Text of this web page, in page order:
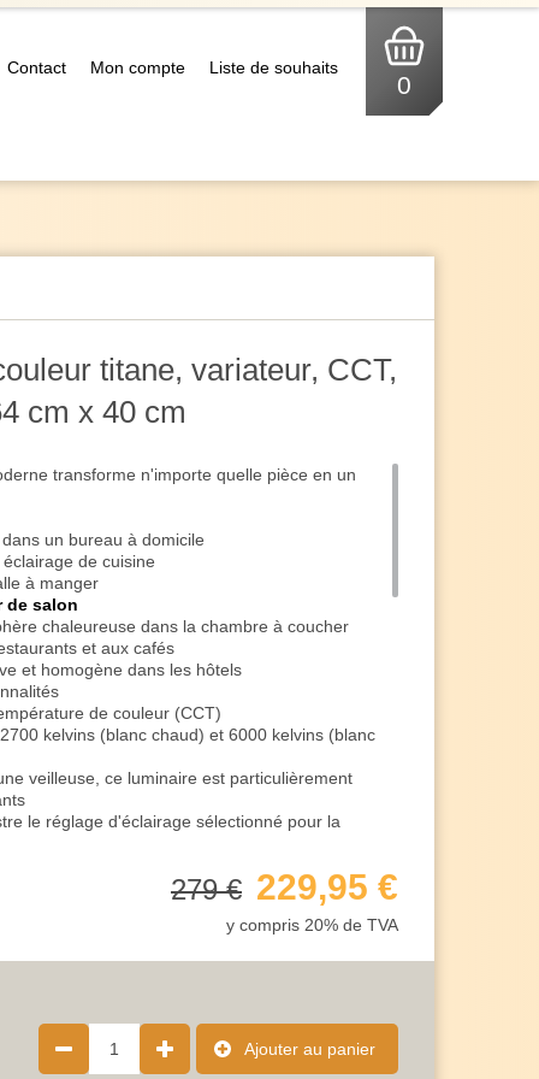
Contact Mon compte Liste de souhaits
0
titane, variateur, CCT,
cm x 40 cm
transforme n'importe quelle pièce en un
un bureau à domicile
de cuisine
à manger
de salon
chaleureuse dans la chambre à coucher
et aux cafés
et homogène dans les hôtels
de couleur (CCT)
kelvins (blanc chaud) et 6000 kelvins (blanc
veilleuse, ce luminaire est particulièrement
le réglage d'éclairage sélectionné pour la
un contrôle pratique
de 230 V / 50 Hz
279 € 229,95 €
y compris 20% de TVA
1 Ajouter au panier